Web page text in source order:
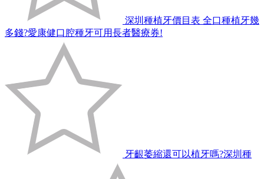
深圳種植牙價目表 全口種植牙幾
多錢?愛康健口腔種牙可用長者醫療券!
牙齦萎縮還可以植牙嗎?深圳種